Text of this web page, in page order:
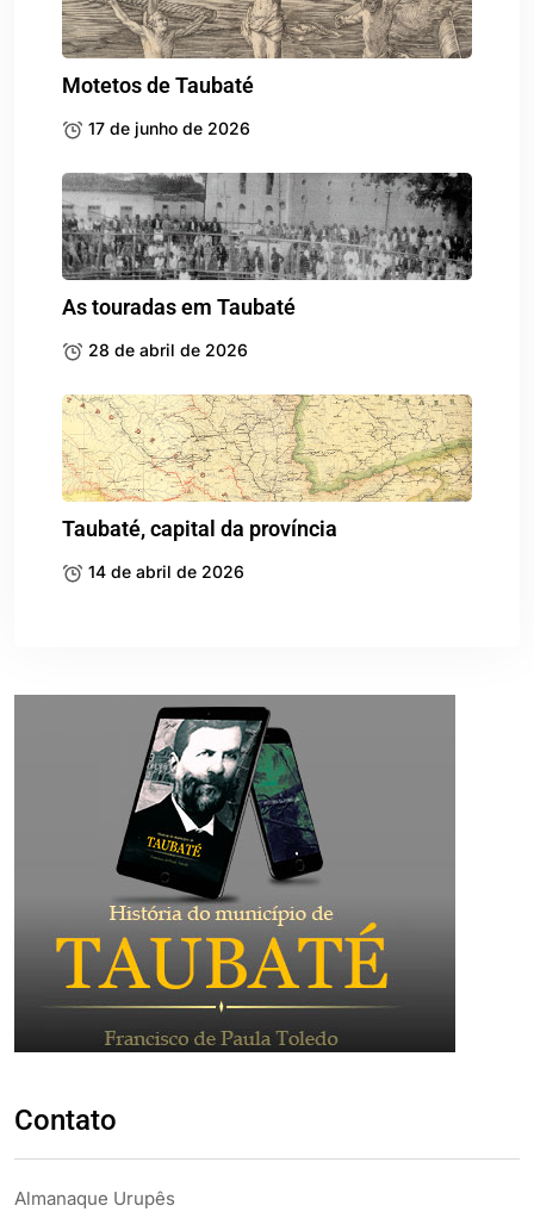
Motetos de Taubaté
17 de junho de 2026
As touradas em Taubaté
28 de abril de 2026
Taubaté, capital da província
14 de abril de 2026
Contato
Almanaque Urupês